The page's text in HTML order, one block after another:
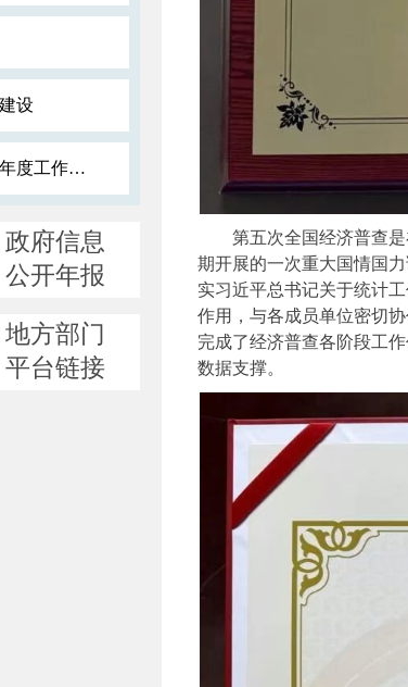
设
政府网站年度工作报表
政府信息
公开年报
地方部门
平台链接
第五次全国经济普查
期开展的一次重大国情国
实习近平总书记关于统计
作用，与各成员单位密切
完成了经济普查各阶段工
数据支撑。